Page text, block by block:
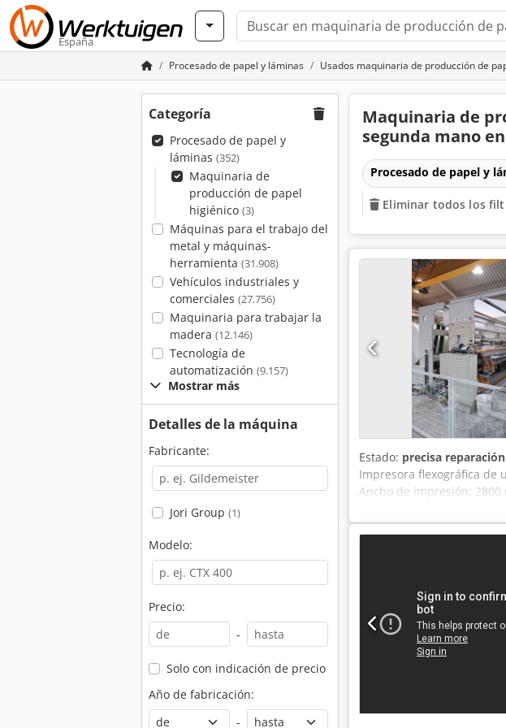
España
Procesado de papel y láminas Usados maquinaria de producción de
Categoría
Procesado de papel y
láminas (352)
Maquinaria de
producción de papel
higiénico (3)
Máquinas para el trabajo del
metal y máquinas-
herramienta (31.908)
Vehículos industriales y
comerciales (27.756)
Maquinaria para trabajar la
madera (12.146)
Tecnología de
automatización (9.157)
Mostrar más
Detalles de la máquina
Fabricante:
Jori Group (1)
Modelo:
Precio:
-
Solo con indicación de precio
Año de fabricación:
-
Maquinaria de
segunda mano
Procesado de papel y
Eliminar todos los
Estado: precisa
Impresora flexográfica de
Ancho de impresión: 2800